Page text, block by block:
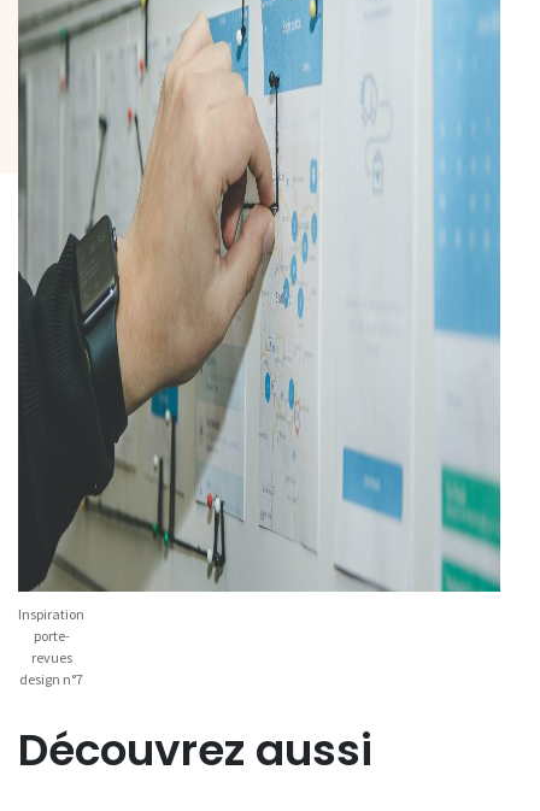
Inspiration
porte-
revues
design n°7
Découvrez aussi